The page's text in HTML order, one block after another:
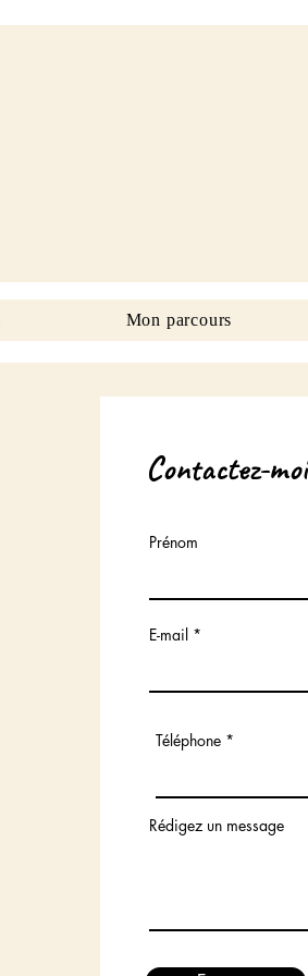
Mon parcours
Contactez-moi
Prénom
E-mail
Téléphone
Rédigez un message